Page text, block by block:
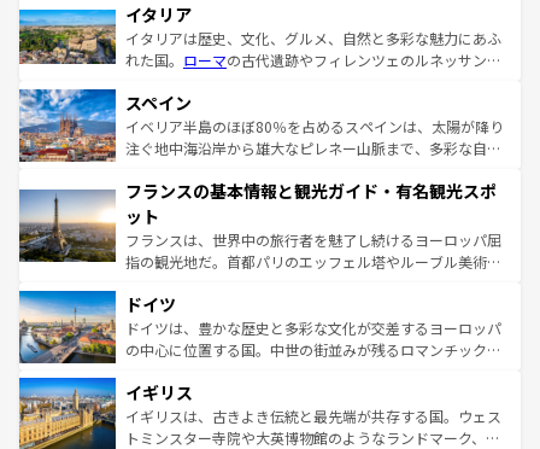
イタリア
イタリアは歴史、文化、グルメ、自然と多彩な魅力にあふ
れた国。 ローマの古代遺跡やフィレンツェのルネッサンス
ろん、トスカーナの美しい田園風景やアマルフィ海岸の絶
景など、自然景観も見逃せない。観光の合間には、本場の
ピザやパスタなど、絶品のイタリア料理を堪能することも
ませてくれるイタリアで、忘れられない旅をしてみよう！
なお、新着のイタリア情報は
しい。
スペイン
イベリア半島のほぼ80％を占めるスペインは、太陽が降り
注ぐ地中海沿岸から雄大なピレネー山脈まで、多彩な自然
文化が根付くこの国では、情熱的なフラメンコ、熱気あふ
れる闘牛、そして美味しいタパスが生活の一部となってい
る。首都マドリードの洗練された雰囲気や、バルセロナの
アートに溢れた街角から、地方では古代ローマ遺跡や中世
せる。地方によって風土や気候が異なるスペインはその個
性で訪れる人を魅了する。 なお、新着のスペイン情報は コ
ンテンツ一覧を参照してほしい。
フランスの基本情報と観光ガイド・有名観光スポ
ット
フランスは、世界中の旅行者を魅了し続けるヨーロッパ屈
指の観光地だ。首都パリのエッフェル塔やルーブル美術館
で、幅広い魅力が詰まっている。華麗な宮殿、歴史的な大
聖堂、美しいビーチ、そして豊かな自然が、訪れる者を心
から魅了する。また、フランスは美食の国としても知ら
いる。シャンパンの発祥地であるランス、プロヴァンスの
香り高いラベンダー畑など、多彩な楽しみ方が可能だ。さ
らに、パリ以外の地域にも魅力が溢れており、どの街角に
ドイツ
ドイツは、豊かな歴史と多彩な文化が交差するヨーロッパ
の中心に位置する国。中世の街並みが残るロマンチック街
顔を持つこの国は、どこを歩いても飽きることがない。ベ
ルリンの文化的活気、バイエルン州のアルプスの絶景、そ
してライン川沿いのワイン畑といった風景は必見。ビール
イギリス
イギリスは、古きよき伝統と最先端が共存する国。ウェス
トミンスター寺院や大英博物館のようなランドマーク、歴